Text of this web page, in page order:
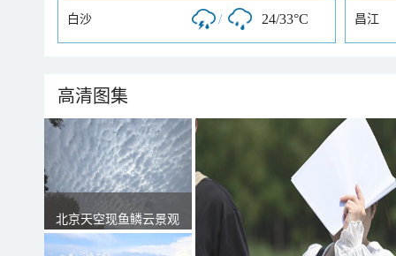
白沙 / 24/33°C 昌江
高清图集
北京天空现鱼鳞云景观